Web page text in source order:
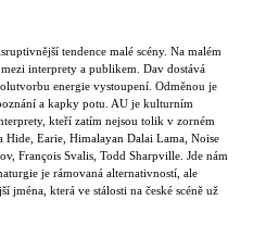
tendence malé scény. Na malém
interprety a publikem. Dav dostává
energie vystoupení. Odměnou je
a kapky potu. AU je kulturním
kteří zatím nejsou tolik v zorném
Earie, Himalayan Dalai Lama, Noise
François Svalis, Todd Sharpville. Jde nám
je rámovaná alternativností, ale
jména, která ve stálosti na české scéně už